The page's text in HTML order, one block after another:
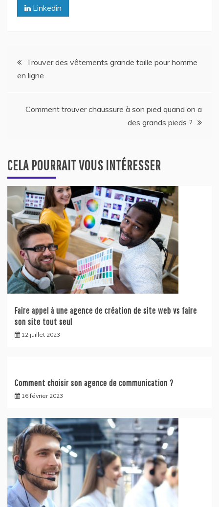
Linkedin
Navigation
l’article
Trouver des vêtements grande taille pour homme
en ligne
Comment trouver chaussure à son pied quand on a
des grands pieds ?
CELA POURRAIT VOUS INTÉRESSER
Faire appel à une agence de création de site web vs faire
son site tout seul
12 juillet 2023
Comment choisir son agence de communication ?
16 février 2023